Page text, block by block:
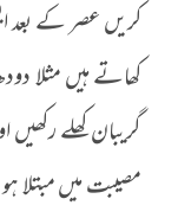
کریں عصر کے بعد
کھاتے ہیں مثلا
گریبان کھلے
مصیبت میں مبتلا